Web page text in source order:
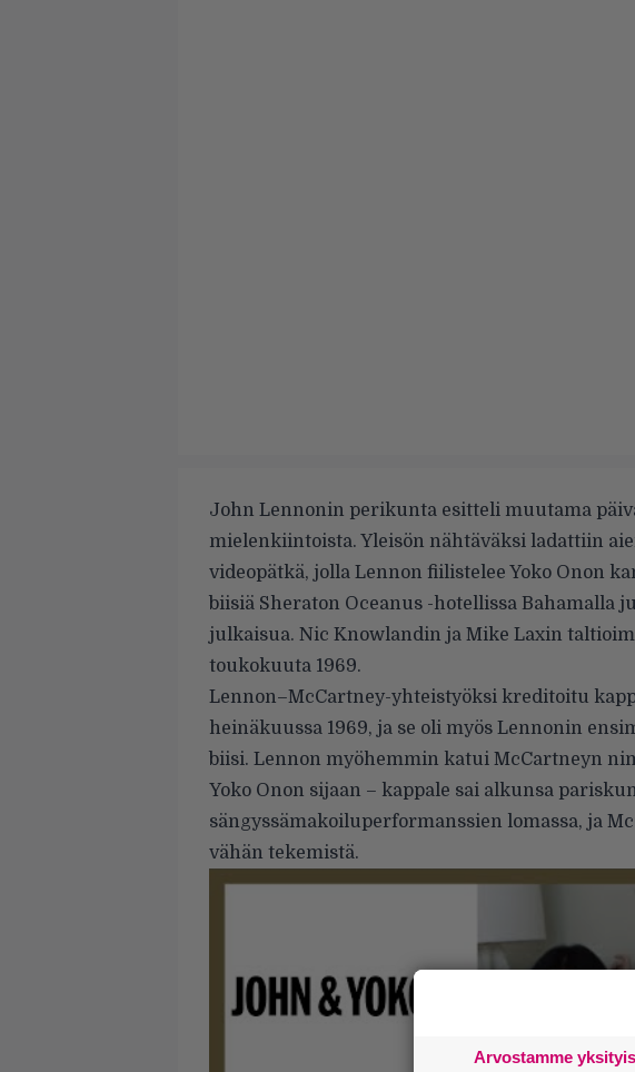
John Lennonin perikunta esitteli muutama
mielenkiintoista. Yleisön nähtäväksi ladattiin
videopätkä, jolla Lennon fiilistelee Yoko Onon
biisiä Sheraton Oceanus -hotellissa Bahamalla
julkaisua. Nic Knowlandin ja Mike Laxin
toukokuuta 1969.
Lennon–McCartney-yhteistyöksi kreditoitu
heinäkuussa 1969, ja se oli myös Lennonin
biisi. Lennon myöhemmin katui McCartneyn
Yoko Onon sijaan – kappale sai alkunsa
sängyssämakoiluperformanssien lomassa, ja
vähän tekemistä.
Arvostamme